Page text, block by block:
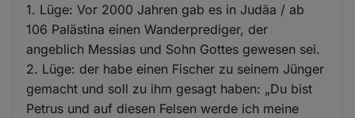
1. Lüge: Vor 2000 Jahren gab es in Judäa / ab
106 Palästina einen Wanderprediger, der
angeblich Messias und Sohn Gottes gewesen sei.
2. Lüge: der habe einen Fischer zu seinem Jünger
gemacht und soll zu ihm gesagt haben: „Du bist
Petrus und auf diesen Felsen werde ich meine